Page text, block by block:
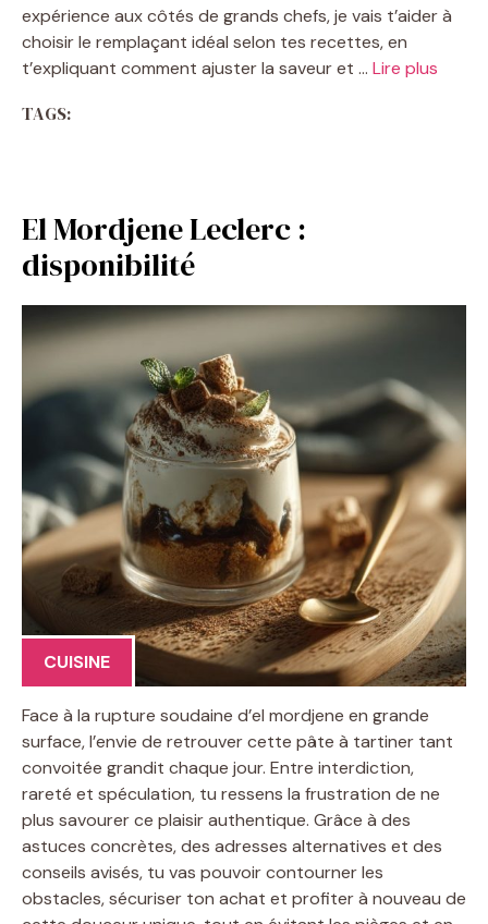
expérience aux côtés de grands chefs, je vais t’aider à
choisir le remplaçant idéal selon tes recettes, en
t’expliquant comment ajuster la saveur et … Lire plus
TAGS:
El Mordjene Leclerc :
disponibilité
CUISINE
Face à la rupture soudaine d’el mordjene en grande
surface, l’envie de retrouver cette pâte à tartiner tant
convoitée grandit chaque jour. Entre interdiction,
rareté et spéculation, tu ressens la frustration de ne
plus savourer ce plaisir authentique. Grâce à des
astuces concrètes, des adresses alternatives et des
conseils avisés, tu vas pouvoir contourner les
obstacles, sécuriser ton achat et profiter à nouveau de